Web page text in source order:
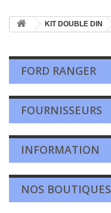
KIT DOUBLE DIN
FORD RANGER
FOURNISSEURS
INFORMATION
NOS BOUTIQUES